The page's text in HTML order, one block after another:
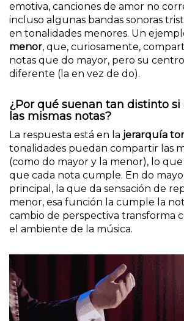
emotiva, canciones de amor no
incluso algunas bandas sonoras
en tonalidades menores. Un
menor, que, curiosamente,
notas que do mayor, pero su
diferente (la en vez de do).
¿Por qué suenan tan distinto si
las mismas notas?
La respuesta está en la jerarquía
tonalidades puedan compartir las
(como do mayor y la menor), lo que
que cada nota cumple. En do
principal, la que da sensación de
menor, esa función la cumple la
cambio de perspectiva transforma
el ambiente de la música.